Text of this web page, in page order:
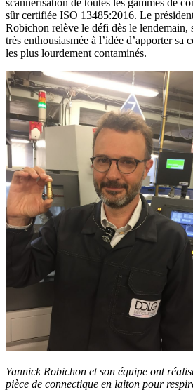
scannérisation de toutes les gammes de
sûr certifiée ISO 13485:2016. Le
Robichon relève le défi dès le lendemain,
très enthousiasmée à l’idée d’apporter sa
les plus lourdement contaminés.
Yannick Robichon et son équipe ont
pièce de connectique en laiton pour